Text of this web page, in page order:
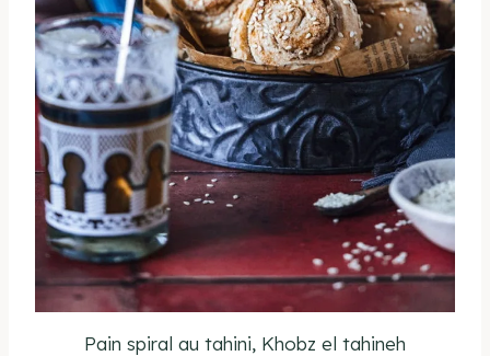
Pain spiral au tahini, Khobz el tahineh